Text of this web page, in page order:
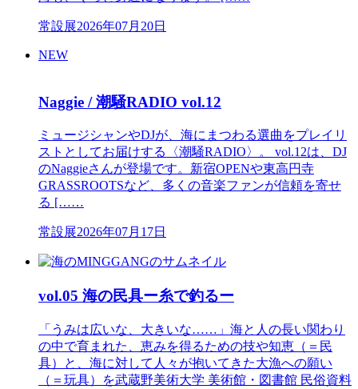
常設展2026年07月20日
NEW
Naggie / 潮騒RADIO vol.12
ミュージシャンやDJが、海にまつわる選曲をプレイリ
ストとしてお届けする〈潮騒RADIO〉。 vol.12は、DJ
のNaggieさんが登場です。新宿OPENや東高円寺
GRASSROOTSなど、多くの音楽ファンが信頼を寄せ
る [……
常設展2026年07月17日
vol.05 海の民具ー糸で釣るー
「うみは広いな、大きいな……」海と人の長い関わり
の中で育まれた、恵みを得るための技や知恵（＝民
具）と、海に対して人々が抱いてきた大漁への願い
（＝玩具）を武蔵野美術大学 美術館・図書館 民俗資料